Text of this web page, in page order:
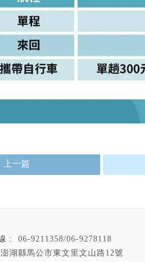
上一篇
06-9211358/06-9278118
澎湖縣馬公市東文里文山路12號